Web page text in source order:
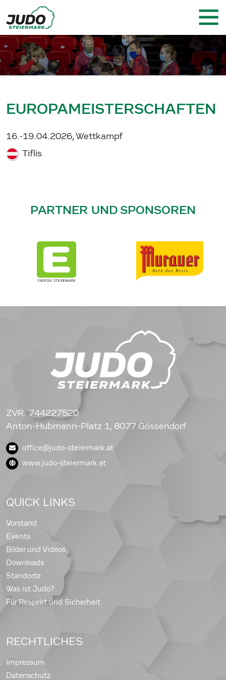
EUROPAMEISTERSCHAFTEN
16.-19.04.2026, Wettkampf
Tiflis
PARTNER UND SPONSOREN
ZVR: 744227520
Anton-Hubmann-Platz 1, 8077 Gössendorf
office@judo-steiermark.at
www.judo-steiermark.at
QUICK LINKS
Vorstand
Events
Bilder und Videos
Downloads
Standorte
Was ist Judo?
Für Respekt und Sicherheit
RECHTLICHES
Impressum
Datenschutz